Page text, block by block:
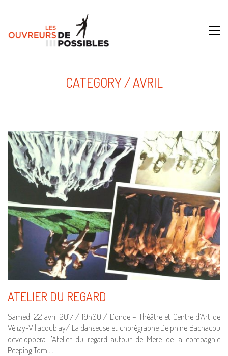
CATEGORY /AVRIL
ATELIER DU REGARD
Samedi 22 avril 2017 / 19h00 / L’onde – Théâtre et Centre d’Art de
Vélizy-Villacoublay/ La danseuse et chorégraphe Delphine Bachacou
développera l’Atelier du regard autour de Mère de la compagnie
Peeping Tom.…